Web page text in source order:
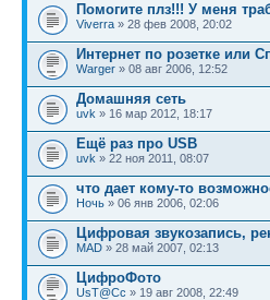
Помогите плз!!! У меня
Viverra » 28 фев 2008, 20:02
Интернет по розетке или
Warger » 08 авг 2006, 12:52
Домашняя сеть
uvk » 16 мар 2012, 18:17
Ещё раз про USB
uvk » 22 ноя 2011, 08:07
что дает кому-то
Ночь » 06 янв 2006, 02:06
Цифровая звукозапись,
MAD » 28 май 2007, 02:13
ЦифроФото
UsT@Cc » 19 авг 2008, 22:49